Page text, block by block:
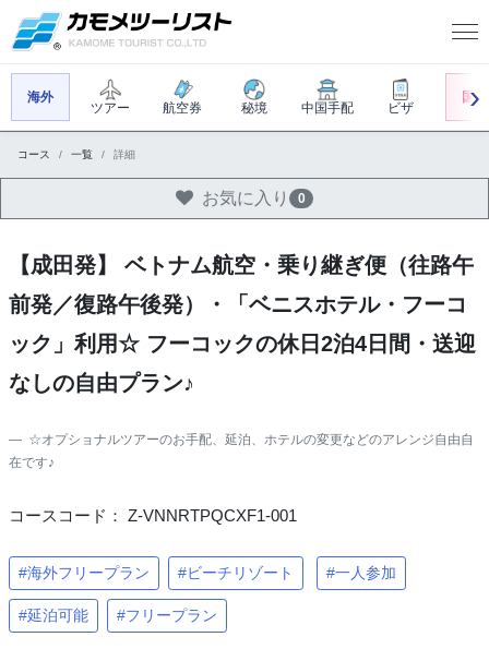
海外
ツアー 航空券 秘境 中国手配 ビザ
国内
コース 一覧 詳細
お気に入り 0
【成田発】 ベトナム航空・乗り継ぎ便（往路午
前発／復路午後発）・「ベニスホテル・フーコ
ック」利用☆ フーコックの休日2泊4日間・送迎
なしの自由プラン♪
☆オプショナルツアーのお手配、延泊、ホテルの変更などのアレンジ自由自
在です♪
コースコード： Z-VNNRTPQCXF1-001
#海外フリープラン #ビーチリゾート #一人参加
#延泊可能 #フリープラン